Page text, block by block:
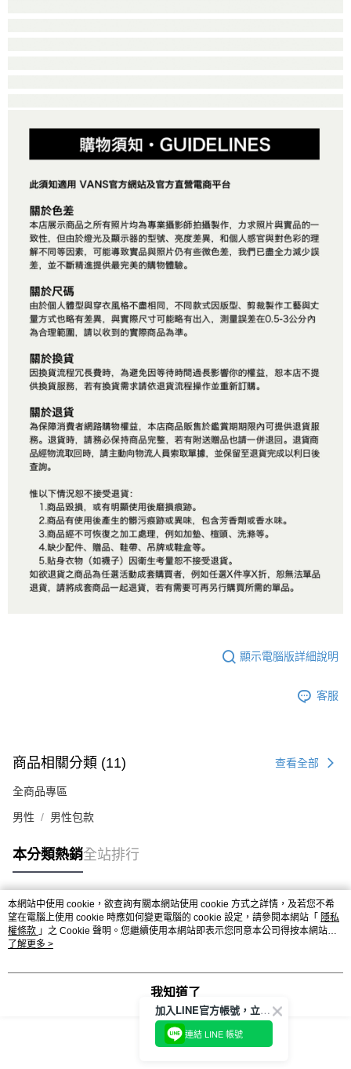
顯示電腦版詳細說明
客服
商品相關分類 (11) 查看全部
全商品專區
男性 男性包款
本分類熱銷全站排行
熱門標籤
本網站中使用 cookie，欲查詢有關本網站使用 cookie 方式之詳情，及若您不希
望在電腦上使用 cookie 時應如何變更電腦的 cookie 設定，請參閱本網站「 隱私
權條款 」之 Cookie 聲明。您繼續使用本網站即表示您同意本公司得按本網站使
用條款之 Cookie 聲明使用 cookie。
了解更多 >
我知道了
加入LINE官方帳號，立即獲得$100購物金!
連結 LINE 帳號